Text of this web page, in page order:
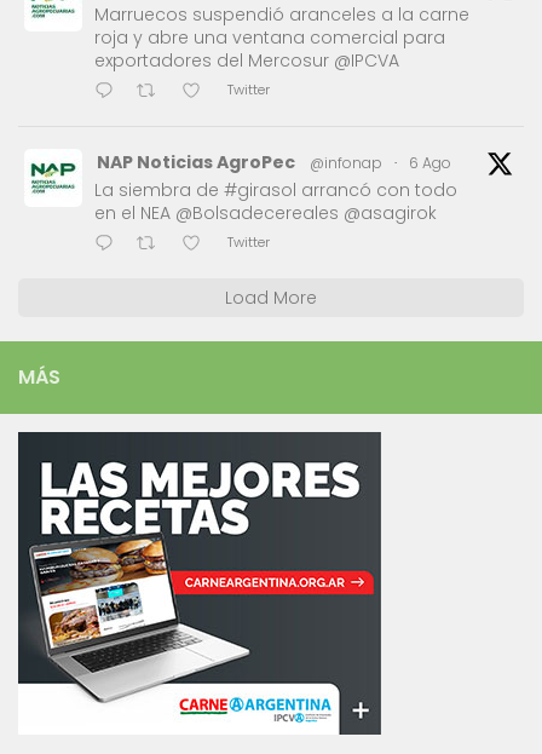
Marruecos suspendió aranceles a la carne
roja y abre una ventana comercial para
exportadores del Mercosur @IPCVA
Twitter
NAP Noticias AgroPec @infonap · 6 Ago
La siembra de #girasol arrancó con todo
en el NEA @Bolsadecereales @asagirok
Twitter
Load More
MÁS